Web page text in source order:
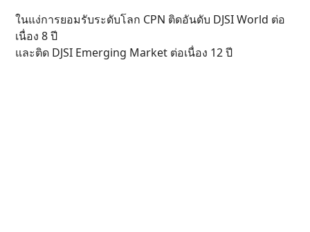
ในแง่การยอมรับระดับโลก CPN ติดอันดับ DJSI World ต่อ
เนื่อง 8 ปี
และติด DJSI Emerging Market ต่อเนื่อง 12 ปี